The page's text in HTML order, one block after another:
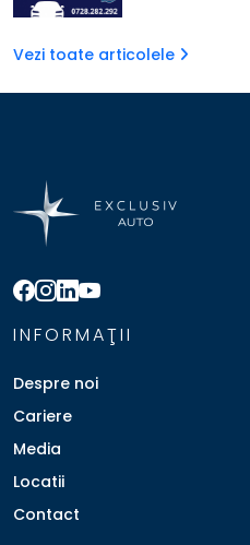
Vezi toate articolele
INFORMAŢII
Despre noi
Cariere
Media
Locatii
Contact